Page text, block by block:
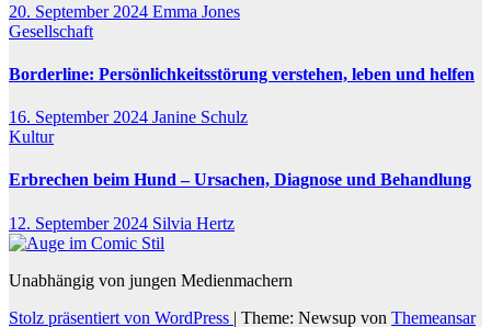
20. September 2024 Emma Jones
Gesellschaft
Borderline: Persönlichkeitsstörung verstehen, leben und helfen
16. September 2024 Janine Schulz
Kultur
Erbrechen beim Hund – Ursachen, Diagnose und Behandlung
12. September 2024 Silvia Hertz
Unabhängig von jungen Medienmachern
Stolz präsentiert von WordPress | Theme: Newsup von Themeansar